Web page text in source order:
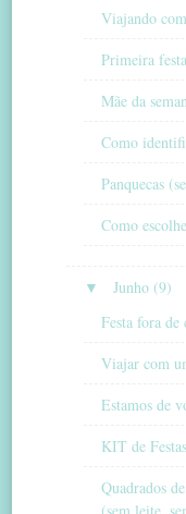
Viajando
Primeira
Mãe da
Como
Panquecas
Como
▼
Junho (9)
Festa fora
Viajar com
Estamos de
KIT de Festas
Quadrados